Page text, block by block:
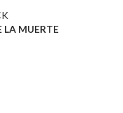
LA MUERTE